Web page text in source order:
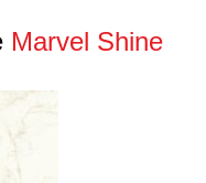
Marvel Shine